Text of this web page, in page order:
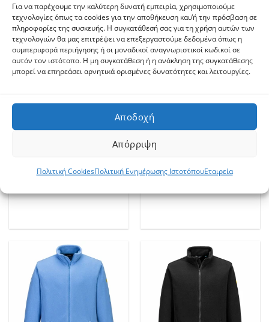
Για να παρέχουμε την καλύτερη δυνατή εμπειρία, χρησιμοποιούμε
τεχνολογίες όπως τα cookies για την αποθήκευση και/ή την πρόσβαση σε
πληροφορίες της συσκευής. Η συγκατάθεσή σας για τη χρήση αυτών των
τεχνολογιών θα μας επιτρέψει να επεξεργαστούμε δεδομένα όπως η
συμπεριφορά περιήγησης ή οι μοναδικοί αναγνωριστικοί κωδικοί σε
αυτόν τον ιστότοπο. Η μη συγκατάθεση ή η ανάκληση της συγκατάθεσης
μπορεί να επηρεάσει αρνητικά ορισμένες δυνατότητες και λειτουργίες.
Αποδοχή
Απόρριψη
Πολιτική CookiesΠολιτική Ενημέρωσης ΙστοτόπουΕταιρεία
Portwest Αντιστατικό Φλις
Portwest Αντιστατικό Φλις